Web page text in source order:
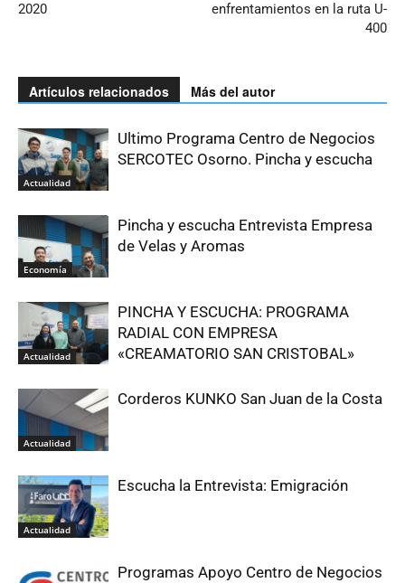
2020
enfrentamientos en la ruta U-
400
Artículos relacionados Más del autor
Actualidad
Ultimo Programa Centro de Negocios
SERCOTEC Osorno. Pincha y escucha
Economía
Pincha y escucha Entrevista Empresa
de Velas y Aromas
Actualidad
PINCHA Y ESCUCHA: PROGRAMA
RADIAL CON EMPRESA
«CREAMATORIO SAN CRISTOBAL»
Actualidad
Corderos KUNKO San Juan de la Costa
Actualidad
Escucha la Entrevista: Emigración
Programas Apoyo Centro de Negocios